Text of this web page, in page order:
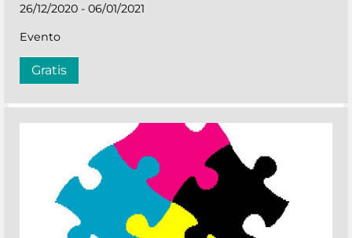
26/12/2020 - 06/01/2021
Evento
Gratis